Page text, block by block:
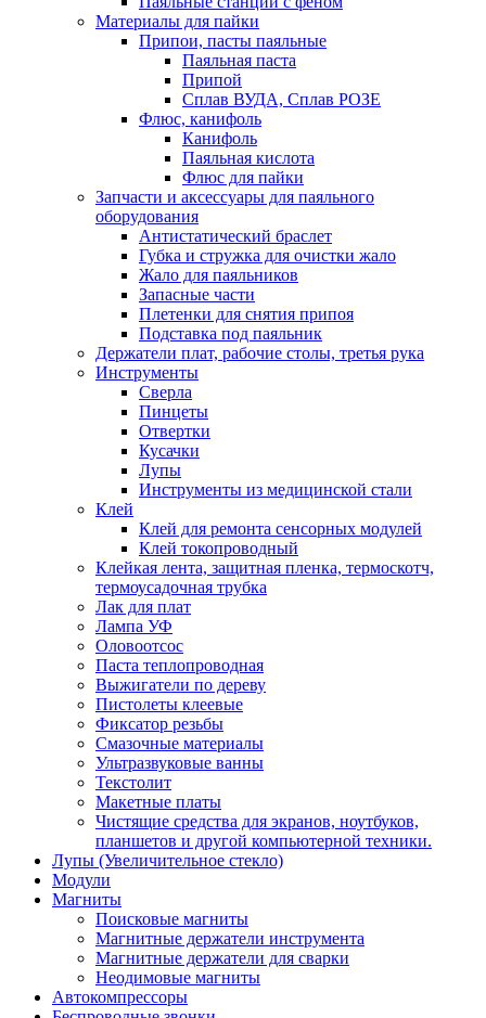
Материалы для пайки
Припои, пасты паяльные
Паяльная паста
Припой
Сплав ВУДА, Сплав РОЗЕ
Флюс, канифоль
Канифоль
Паяльная кислота
Флюс для пайки
Запчасти и аксессуары для паяльного
оборудования
Антистатический браслет
Губка и стружка для очистки жало
Жало для паяльников
Запасные части
Плетенки для снятия припоя
Подставка под паяльник
Держатели плат, рабочие столы, третья рука
Инструменты
Сверла
Пинцеты
Отвертки
Кусачки
Лупы
Инструменты из медицинской стали
Клей
Клей для ремонта сенсорных модулей
Клей токопроводный
Клейкая лента, защитная пленка, термоскотч,
термоусадочная трубка
Лак для плат
Лампа УФ
Оловоотсос
Паста теплопроводная
Выжигатели по дереву
Пистолеты клеевые
Фиксатор резьбы
Смазочные материалы
Ультразвуковые ванны
Текстолит
Макетные платы
Чистящие средства для экранов, ноутбуков,
планшетов и другой компьютерной техники.
Лупы (Увеличительное стекло)
Модули
Магниты
Поисковые магниты
Магнитные держатели инструмента
Магнитные держатели для сварки
Неодимовые магниты
Автокомпрессоры